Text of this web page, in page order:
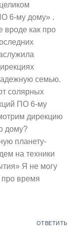
6-му дому» .
вроде как про
семью.
солярных
ПО 6-му
дирекцию
дому?
планету-
на техники
Я не могу
про время
ОТВЕТИТЬ